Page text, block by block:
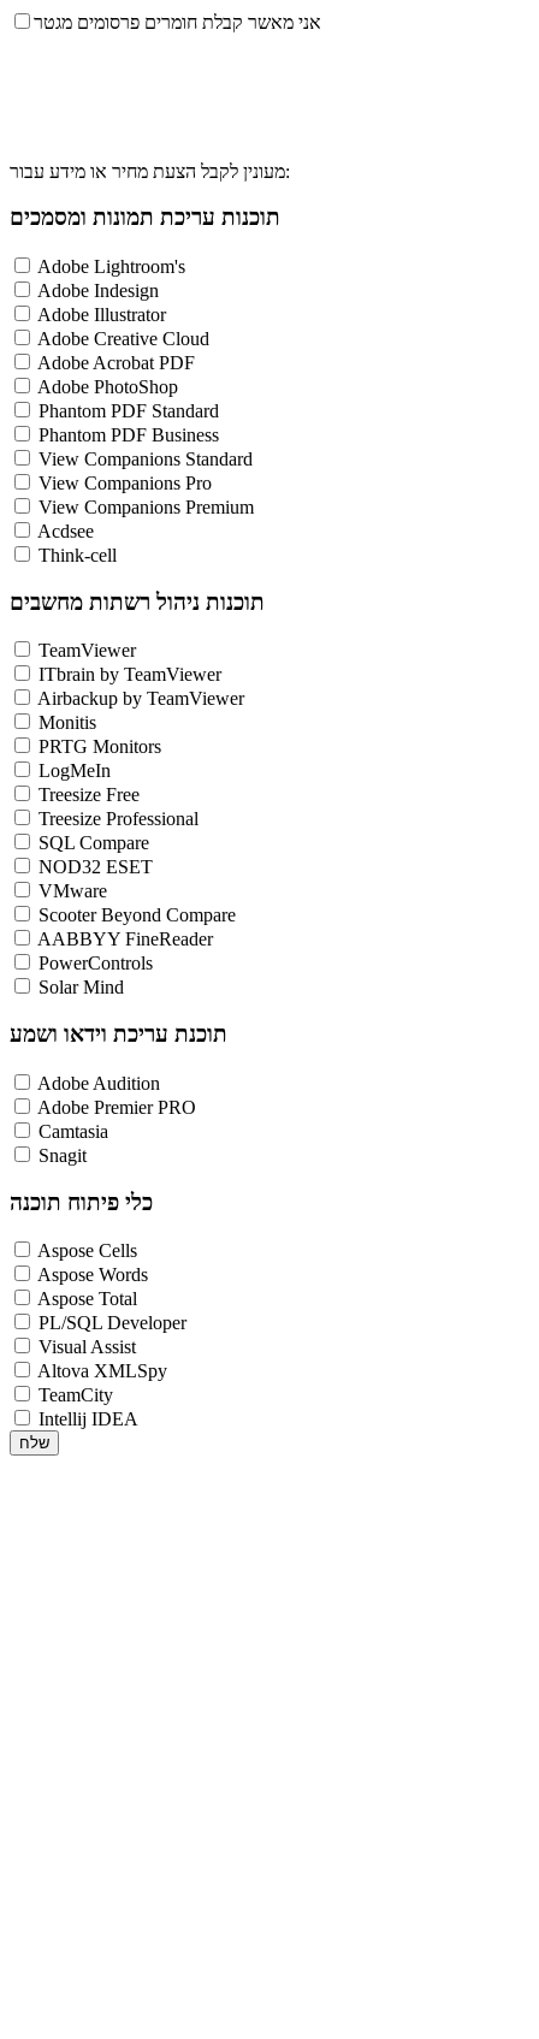
אני מאשר קבלת חומרים פרסומים מגטר
מעונין לקבל הצעת מחיר או מידע עבור:
תוכנות עריכת תמונות ומסמכים
Adobe Lightroom's
Adobe Indesign
Adobe Illustrator
Adobe Creative Cloud
Adobe Acrobat PDF
Adobe PhotoShop
Phantom PDF Standard
Phantom PDF Business
View Companions Standard
View Companions Pro
View Companions Premium
Acdsee
Think-cell
תוכנות ניהול רשתות מחשבים
TeamViewer
ITbrain by TeamViewer
Airbackup by TeamViewer
Monitis
PRTG Monitors
LogMeIn
Treesize Free
Treesize Professional
SQL Compare
NOD32 ESET
VMware
Scooter Beyond Compare
AABBYY FineReader
PowerControls
Solar Mind
תוכנת עריכת וידאו ושמע
Adobe Audition
Adobe Premier PRO
Camtasia
Snagit
כלי פיתוח תוכנה
Aspose Cells
Aspose Words
Aspose Total
PL/SQL Developer
Visual Assist
Altova XMLSpy
TeamCity
Intellij IDEA